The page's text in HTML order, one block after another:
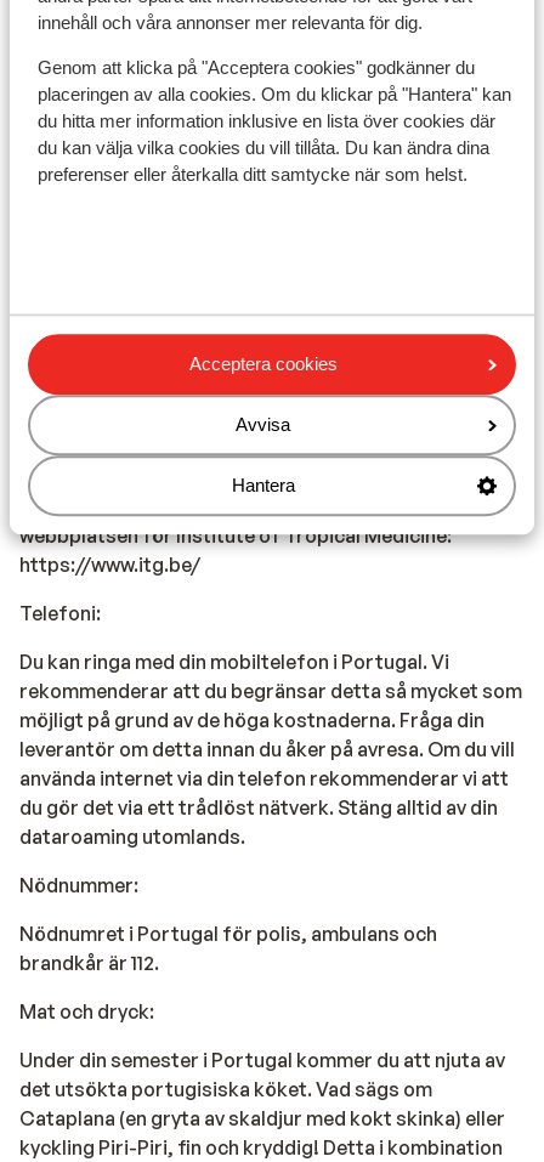
innehåll och våra annonser mer relevanta för dig.
Genom att klicka på "Acceptera cookies" godkänner du
placeringen av alla cookies. Om du klickar på "Hantera" kan
du hitta mer information inklusive en lista över cookies där
du kan välja vilka cookies du vill tillåta. Du kan ändra dina
preferenser eller återkalla ditt samtycke när som helst.
Acceptera cookies
Avvisa
Hantera
vi att du kontaktar ambassaden eller konsulatet.
- Att ha rätt och giltiga resedokument är alltid ditt eget
ansvar.
I varje bokning måste minst 1 person per rum vara 18 år
eller äldre.
Vaccination:
För aktuell information om vaccinationer och annan
hälso- och resedata är det bäst att besöka
webbplatsen för Institute of Tropical Medicine:
https://www.itg.be/
Telefoni:
Du kan ringa med din mobiltelefon i Portugal. Vi
rekommenderar att du begränsar detta så mycket som
möjligt på grund av de höga kostnaderna. Fråga din
leverantör om detta innan du åker på avresa. Om du vill
använda internet via din telefon rekommenderar vi att
du gör det via ett trådlöst nätverk. Stäng alltid av din
dataroaming utomlands.
Nödnummer:
Nödnumret i Portugal för polis, ambulans och
brandkår är 112.
Mat och dryck:
Under din semester i Portugal kommer du att njuta av
det utsökta portugisiska köket. Vad sägs om
Cataplana (en gryta av skaldjur med kokt skinka) eller
kyckling Piri-Piri, fin och kryddig! Detta i kombination